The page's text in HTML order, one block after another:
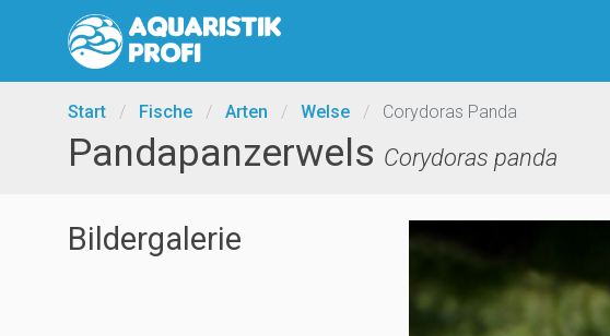
Start / Fische / Arten / Welse / Corydoras Panda
Pandapanzerwels Corydoras panda
Bildergalerie